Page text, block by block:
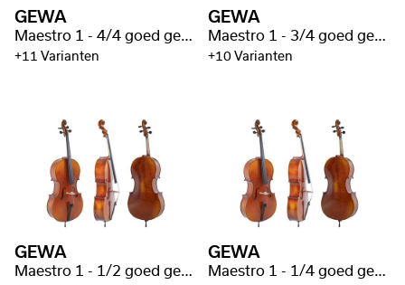
GEWA
Maestro 1 - 4/4 goed gevlamd
+11 Varianten
GEWA
Maestro 1 - 3/4 goed gevlamd
+10 Varianten
GEWA
Maestro 1 - 1/2 goed gevlamd
GEWA
Maestro 1 - 1/4 goed gevlamd